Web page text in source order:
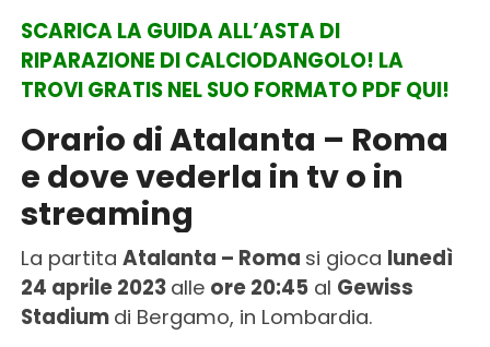
SCARICA LA GUIDA ALL’ASTA DI
RIPARAZIONE DI CALCIODANGOLO! LA
TROVI GRATIS NEL SUO FORMATO PDF QUI!
Orario di Atalanta – Roma
e dove vederla in tv o in
streaming
La partita Atalanta – Roma si gioca lunedì
24 aprile 2023 alle ore 20:45al Gewiss
Stadium di Bergamo, in Lombardia.